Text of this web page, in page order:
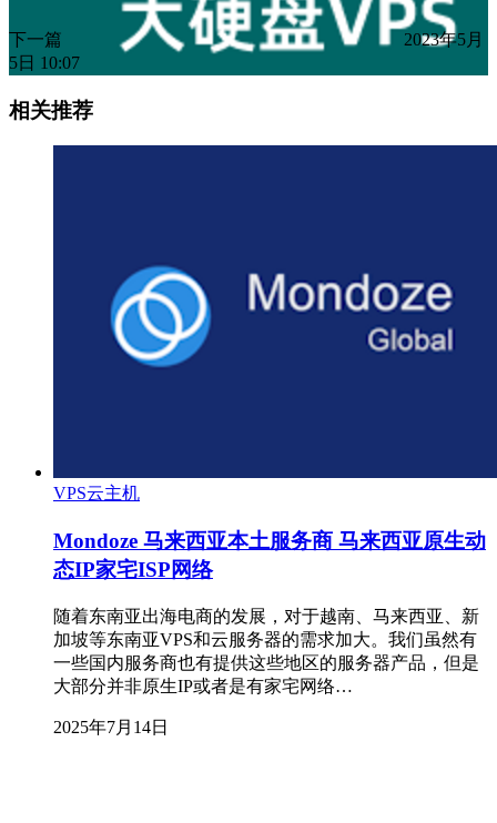
下一篇
2023年5月
5日 10:07
相关推荐
VPS云主机
Mondoze 马来西亚本土服务商 马来西亚原生动
态IP家宅ISP网络
随着东南亚出海电商的发展，对于越南、马来西亚、新
加坡等东南亚VPS和云服务器的需求加大。我们虽然有
一些国内服务商也有提供这些地区的服务器产品，但是
大部分并非原生IP或者是有家宅网络…
2025年7月14日